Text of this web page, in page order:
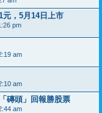
元，5月14日上市
pm
am
am
磚頭」回報勝股票
am